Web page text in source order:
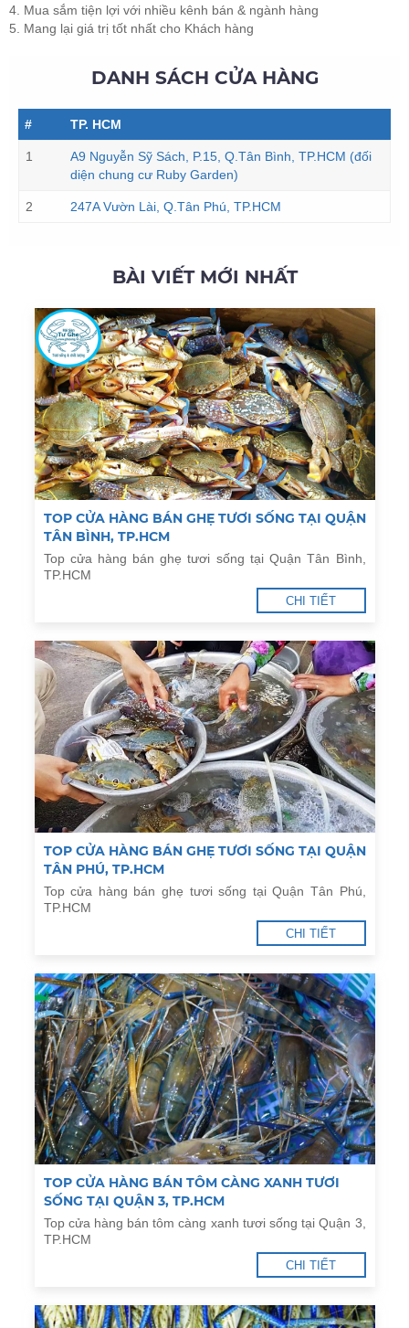
4. Mua sắm tiện lợi với nhiều kênh bán & ngành hàng
5. Mang lại giá trị tốt nhất cho Khách hàng
DANH SÁCH CỬA HÀNG
# TP. HCM
1
A9 Nguyễn Sỹ Sách, P.15, Q.Tân Bình, TP.HCM (đối
diện chung cư Ruby Garden)
2 247A Vườn Lài, Q.Tân Phú, TP.HCM
BÀI VIẾT MỚI NHẤT
TOP CỬA HÀNG BÁN GHẸ TƯƠI SỐNG TẠI QUẬN
TÂN BÌNH, TP.HCM
Top cửa hàng bán ghẹ tươi sống tại Quận Tân Bình,
TP.HCM
CHI TIẾT
TOP CỬA HÀNG BÁN GHẸ TƯƠI SỐNG TẠI QUẬN
TÂN PHÚ, TP.HCM
Top cửa hàng bán ghẹ tươi sống tại Quận Tân Phú,
TP.HCM
CHI TIẾT
TOP CỬA HÀNG BÁN TÔM CÀNG XANH TƯƠI
SỐNG TẠI QUẬN 3, TP.HCM
Top cửa hàng bán tôm càng xanh tươi sống tại Quận 3,
TP.HCM
CHI TIẾT